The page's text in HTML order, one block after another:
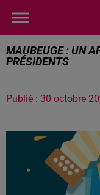
MAUBEUGE : UN
PRÉSIDENTS
Publié : 30 octobre